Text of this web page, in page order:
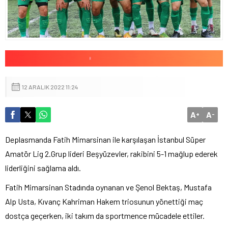
12 ARALIK 2022 11:24
A+ A-
Deplasmanda Fatih Mimarsinan ile karşılaşan İstanbul Süper
Amatör Lig 2.Grup lideri Beşyüzevler, rakibini 5-1 mağlup ederek
liderliğini sağlama aldı.
Fatih Mimarsinan Stadında oynanan ve Şenol Bektaş, Mustafa
Alp Usta, Kıvanç Kahriman Hakem triosunun yönettiği maç
dostça geçerken, iki takım da sportmence mücadele ettiler.